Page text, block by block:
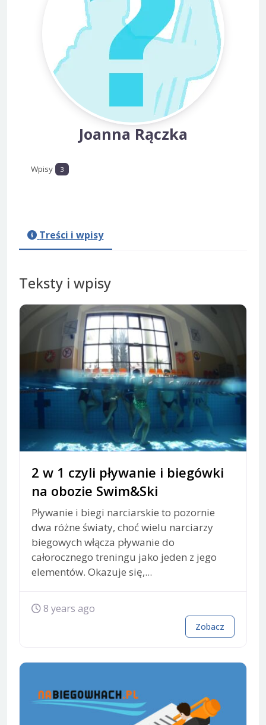
Joanna Rączka
Wpisy 3
Treści i wpisy
Teksty i wpisy
2 w 1 czyli pływanie i biegówki
na obozie Swim&Ski
Pływanie i biegi narciarskie to pozornie
dwa różne światy, choć wielu narciarzy
biegowych włącza pływanie do
całorocznego treningu jako jeden z jego
elementów. Okazuje się,...
8 years ago
Zobacz